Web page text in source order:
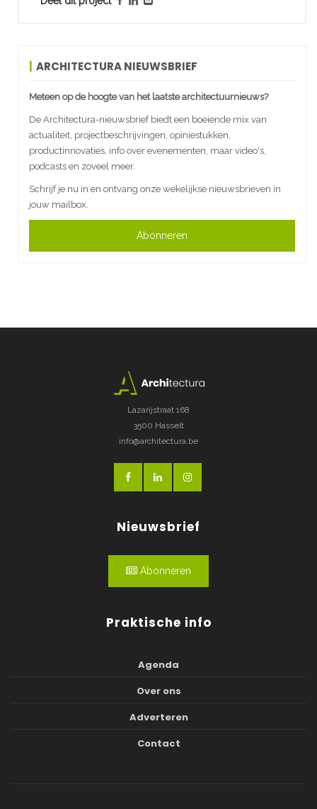
ARCHITECTURA NIEUWSBRIEF
Meteen op de hoogte van het laatste architectuurnieuws?
De Architectura-nieuwsbrief biedt een boeiende mix van
actualiteit, projectbeschrijvingen, opiniestukken,
productinnovaties, info over evenementen, maar video's,
podcasts en zoveel meer.
Schrijf je nu in en ontvang onze wekelijkse nieuwsbrieven in
jouw mailbox.
Abonneren
Lazarijstraat 168
3500 Hasselt
info@architectura.be
Nieuwsbrief
Abonneren
Praktische info
Agenda
Over ons
Adverteren
Contact